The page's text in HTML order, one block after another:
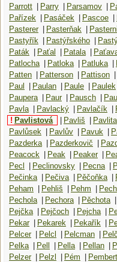
Parrott | Parry | Parsamov |
Pařízek | Pasáček | Pascoe |
Pasterer | Pasterňak |
Pastyřík | Pastýřského |
Paták | Paťal | Patala |
Patlocha | Patloka | Patluka |
Patten | Patterson | Pattison |
Paul | Paulan | Paule | Paulek
Paupera | Paur | Pausch |
Pavla | Pavlacký | Pavlačík |
! Pavlistová | Pavliš | Pavlita
Pavlůsek | Pavlův | Pavuk |
Pazderka | Pazderkovič |
Peacock | Peak | Peaker |
Pecl | Peclinovsky | Pecna |
Pečinka | Pečiva | Pěčoňka |
Peham | Pehliš | Pehm | Pech
Pechola | Pechora | Pěchota |
Pejčka | Pejčoch | Pejcha |
Pekar | Pekarek | Pekařík |
Pelcer | Pelcl | Pelcman |
Pelka | Pell | Pella | Pellan |
Pelzer | Pelzl | Pém |